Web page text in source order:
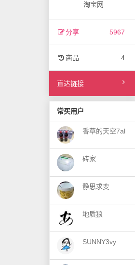
淘宝网
分享 5967
商品 4
直达链接
常买用户
香草的天空7al
砖家
静思求变
地质狼
SUNNY3vy